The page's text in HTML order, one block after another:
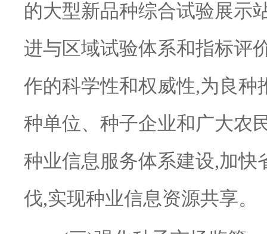
的大型新品种综合试验展示
进与区域试验体系和指标评
作的科学性和权威性,为良种
种单位、种子企业和广大农
种业信息服务体系建设,加
伐,实现种业信息资源共享。